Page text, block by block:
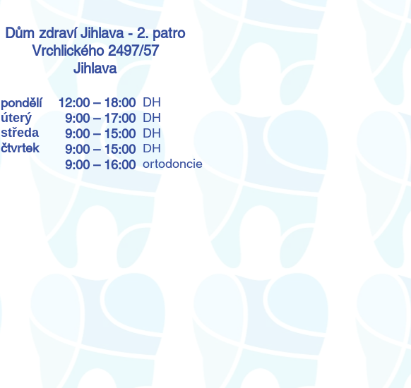
Dům zdraví Jihlava - 2. patro
Vrchlického 2497/57
Jihlava
pondělí
úterý
středa
čtvrtek
12:00 – 18:00
9:00 – 17:00
9:00 – 15:00
9:00 – 15:00
9:00 – 16:00
DH
DH
DH
DH
ortodoncie